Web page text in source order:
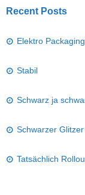
Recent Posts
Elektro Packaging
Stabil
Schwarz ja
Schwarzer Glitzer
Tatsächlich